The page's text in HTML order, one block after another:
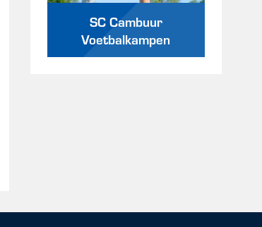
SC Cambuur
Voetbalkampen